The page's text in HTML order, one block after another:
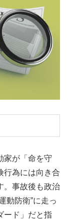
家が「命を守
行為には向き合
。事故後も政治
動防衛”に走っ
ード」だと指